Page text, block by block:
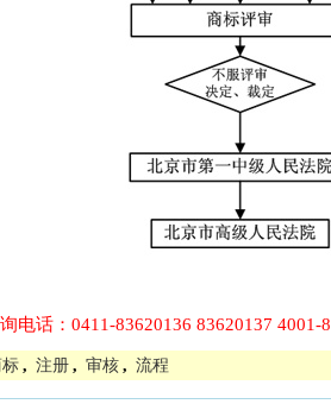
电话：0411-83620136 83620137 4001-
, 注册 , 审核 , 流程